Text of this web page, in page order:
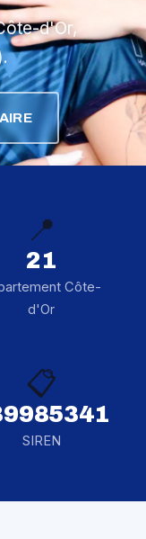
d'Or,
📍
21
Côte-
d'Or
📋
SIREN